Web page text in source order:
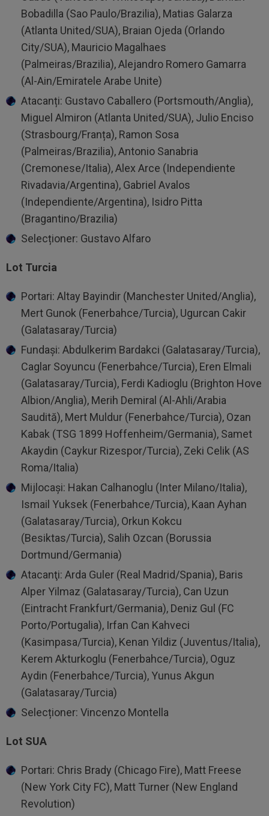
Bobadilla (Sao Paulo/Brazilia), Matias Galarza
(Atlanta United/SUA), Braian Ojeda (Orlando
City/SUA), Mauricio Magalhaes
(Palmeiras/Brazilia), Alejandro Romero Gamarra
(Al-Ain/Emiratele Arabe Unite)
Atacanți: Gustavo Caballero (Portsmouth/Anglia),
Miguel Almiron (Atlanta United/SUA), Julio Enciso
(Strasbourg/Franța), Ramon Sosa
(Palmeiras/Brazilia), Antonio Sanabria
(Cremonese/Italia), Alex Arce (Independiente
Rivadavia/Argentina), Gabriel Avalos
(Independiente/Argentina), Isidro Pitta
(Bragantino/Brazilia)
Selecționer: Gustavo Alfaro
Lot Turcia
Portari: Altay Bayindir (Manchester United/Anglia),
Mert Gunok (Fenerbahce/Turcia), Ugurcan Cakir
(Galatasaray/Turcia)
Fundaşi: Abdulkerim Bardakci (Galatasaray/Turcia),
Caglar Soyuncu (Fenerbahce/Turcia), Eren Elmali
(Galatasaray/Turcia), Ferdi Kadioglu (Brighton Hove
Albion/Anglia), Merih Demiral (Al-Ahli/Arabia
Saudită), Mert Muldur (Fenerbahce/Turcia), Ozan
Kabak (TSG 1899 Hoffenheim/Germania), Samet
Akaydin (Caykur Rizespor/Turcia), Zeki Celik (AS
Roma/Italia)
Mijlocaşi: Hakan Calhanoglu (Inter Milano/Italia),
Ismail Yuksek (Fenerbahce/Turcia), Kaan Ayhan
(Galatasaray/Turcia), Orkun Kokcu
(Besiktas/Turcia), Salih Ozcan (Borussia
Dortmund/Germania)
Atacanţi: Arda Guler (Real Madrid/Spania), Baris
Alper Yilmaz (Galatasaray/Turcia), Can Uzun
(Eintracht Frankfurt/Germania), Deniz Gul (FC
Porto/Portugalia), Irfan Can Kahveci
(Kasimpasa/Turcia), Kenan Yildiz (Juventus/Italia),
Kerem Akturkoglu (Fenerbahce/Turcia), Oguz
Aydin (Fenerbahce/Turcia), Yunus Akgun
(Galatasaray/Turcia)
Selecționer: Vincenzo Montella
Lot SUA
Portari: Chris Brady (Chicago Fire), Matt Freese
(New York City FC), Matt Turner (New England
Revolution)